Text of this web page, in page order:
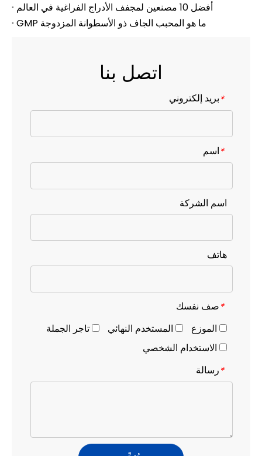
أفضل 10 مصنعين لمجفف الأدراج الفراغية في العالم
ما هو المحبب الجاف ذو الأسطوانة المزدوجة GMP
اتصل بنا
*بريد إلكتروني
*اسم
اسم الشركة
هاتف
*صف نفسك
الموزع
المستخدم النهائي
تاجر الجملة
الاستخدام الشخصي
*رسالة